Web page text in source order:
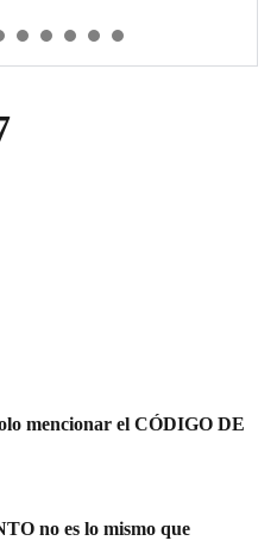
mencionar el CÓDIGO DE
no es lo mismo que